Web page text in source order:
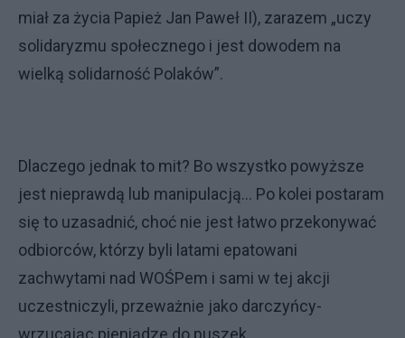
miał za życia Papież Jan Paweł II), zarazem „uczy
solidaryzmu społecznego i jest dowodem na
wielką solidarność Polaków”.
Dlaczego jednak to mit? Bo wszystko powyższe
jest nieprawdą lub manipulacją… Po kolei postaram
się to uzasadnić, choć nie jest łatwo przekonywać
odbiorców, którzy byli latami epatowani
zachwytami nad WOŚPem i sami w tej akcji
uczestniczyli, przeważnie jako darczyńcy-
wrzucając pieniądze do puszek.